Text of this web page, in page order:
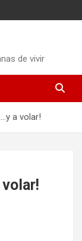
de vivir
a volar!